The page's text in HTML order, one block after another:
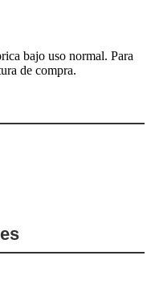
bajo uso normal. Para
de compra.